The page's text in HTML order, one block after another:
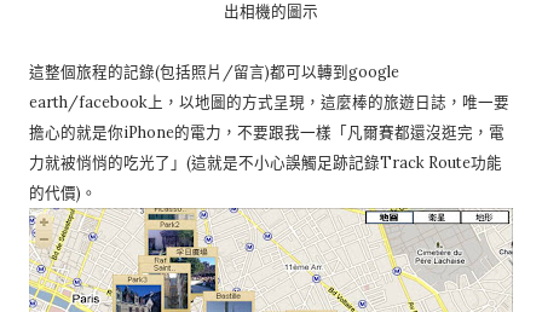
出相機的圖示
這整個旅程的記錄(包括照片/留言)都可以轉到google
earth/facebook上，以地圖的方式呈現，這麼棒的旅遊日誌，唯一要
擔心的就是你iPhone的電力，不要跟我一樣「凡爾賽都還沒逛完，電
力就被悄悄的吃光了」(這就是不小心誤觸足跡記錄Track Route功能
的代價)。